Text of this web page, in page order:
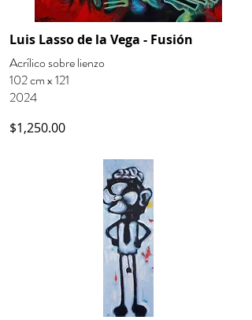
Luis Lasso de la Vega - Fusión
Acrílico sobre lienzo
102 cm x 121
2024
$1,250.00